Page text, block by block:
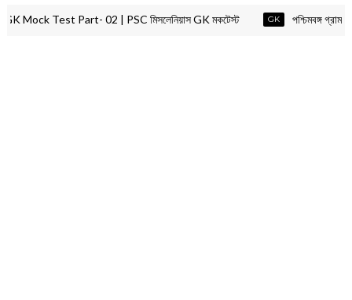
Test Part- 02 | PSC মিসলেনিয়াস GK মকটেস্ট পশ্চিমবঙ্গ গ্রাম